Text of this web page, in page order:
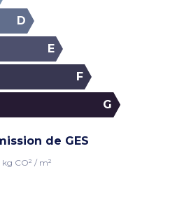
D
E
F
G
de GES
kg CO² / m²
les photos